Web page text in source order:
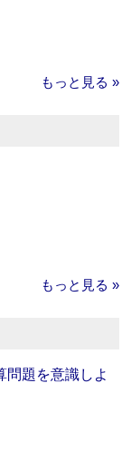
もっと見る »
もっと見る »
問題を意識しよ